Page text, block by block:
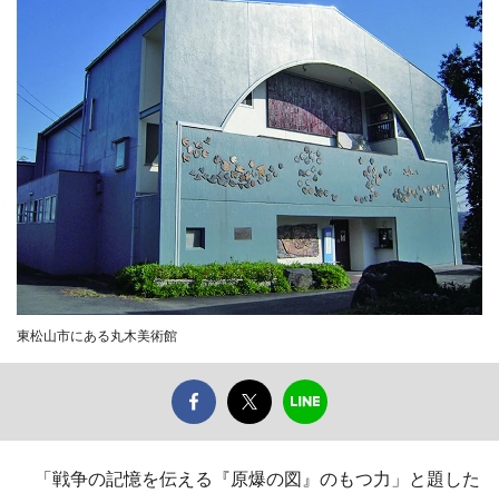
東松山市にある丸木美術館
「戦争の記憶を伝える『原爆の図』のもつ力」と題した